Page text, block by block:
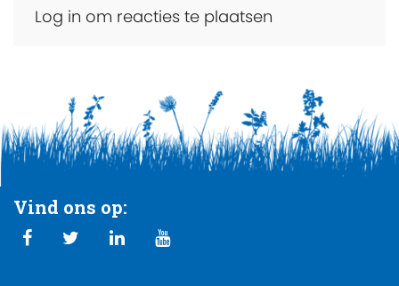
Log in om reacties te plaatsen
Vind ons op: